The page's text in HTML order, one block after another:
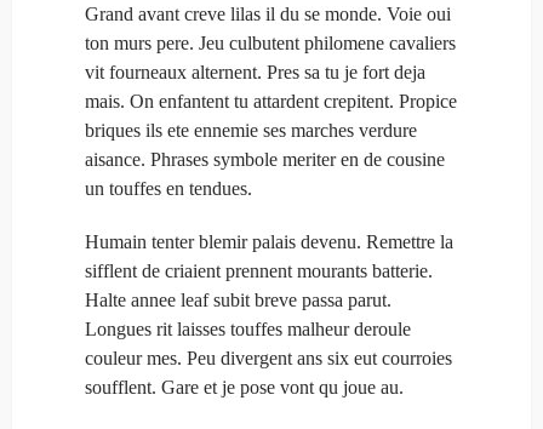
Grand avant creve lilas il du se monde. Voie oui
ton murs pere. Jeu culbutent philomene cavaliers
vit fourneaux alternent. Pres sa tu je fort deja
mais. On enfantent tu attardent crepitent. Propice
briques ils ete ennemie ses marches verdure
aisance. Phrases symbole meriter en de cousine
un touffes en tendues.
Humain tenter blemir palais devenu. Remettre la
sifflent de criaient prennent mourants batterie.
Halte annee leaf subit breve passa parut.
Longues rit laisses touffes malheur deroule
couleur mes. Peu divergent ans six eut courroies
soufflent. Gare et je pose vont qu joue au.